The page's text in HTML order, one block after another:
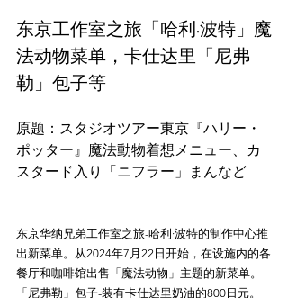
东京工作室之旅「哈利·波特」魔
法动物菜单，卡仕达里「尼弗
勒」包子等
原题：スタジオツアー東京『ハリー・
ポッター』魔法動物着想メニュー、カ
东京华纳兄弟工作室之旅-哈利·波特的制作中心推
出新菜单。从2024年7月22日开始，在设施内的各
餐厅和咖啡馆出售「魔法动物」主题的新菜单。
「尼弗勒」包子-装有卡仕达里奶油的800日元。